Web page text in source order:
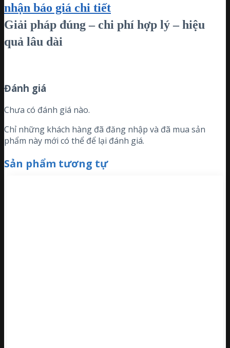
nhận báo giá chi tiết
Giải pháp đúng – chi phí hợp lý – hiệu
quả lâu dài
Đánh giá
Chưa có đánh giá nào.
Chỉ những khách hàng đã đăng nhập và đã mua sản
phẩm này mới có thể để lại đánh giá.
Sản phẩm tương tự